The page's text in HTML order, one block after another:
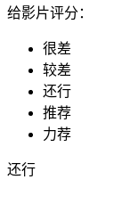
给影片评分：
很差
较差
还行
推荐
力荐
还行